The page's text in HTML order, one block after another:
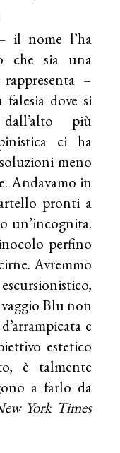
il nome l’ha
che sia una
–
dove si
più
ci ha
meno
Andavamo in
pronti a
un’incognita.
perfino
Avremmo
Blu non
e
estetico
è talmente
a farlo da
York Times